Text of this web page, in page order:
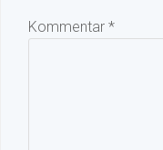
Kommentar *